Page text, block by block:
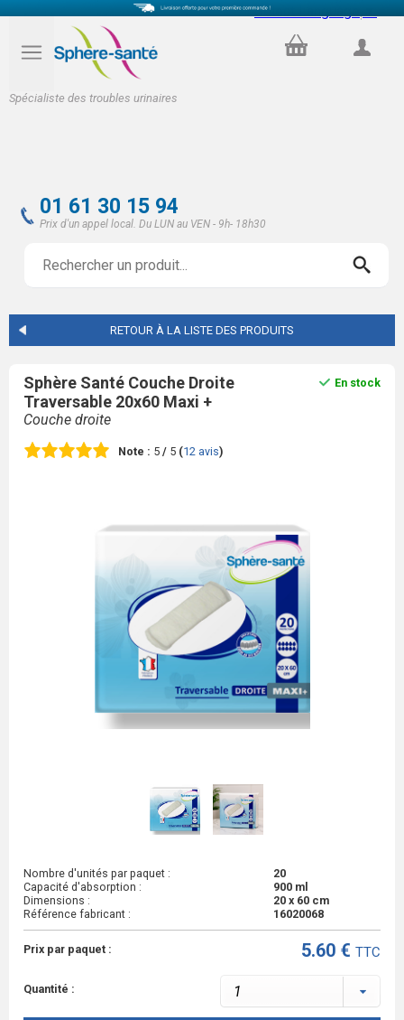
Spécialiste des troubles urinaires
Select Language
PANIER
01 61 30 15 94
Prix d'un appel local. Du LUN au VEN - 9h- 18h30
RETOUR À LA LISTE DES PRODUITS
En stock
Sphère Santé Couche Droite
Traversable 20x60 Maxi +
Couche droite
Note : 5 / 5 (12 avis)
Nombre d'unités par paquet :
20
Capacité d'absorption :
900 ml
Dimensions :
20 x 60 cm
Référence fabricant :
16020068
Prix par paquet : 5.60 € TTC
Quantité :